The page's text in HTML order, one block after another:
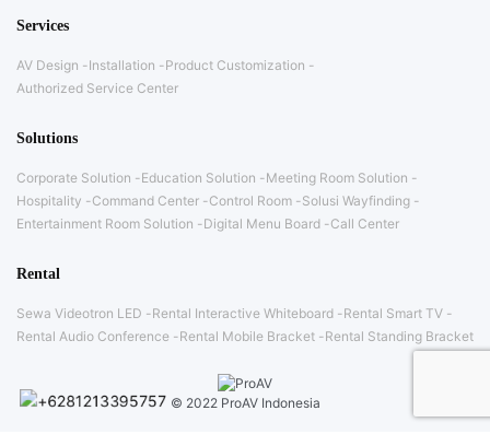
Services
AV Design Installation
Product Customization
Authorized Service Center
Solutions
Corporate Solution Education Solution
Meeting Room Solution
Hospitality
Command Center Control Room
Solusi Wayfinding
Entertainment Room Solution
Digital Menu Board Call Center
Rental
Sewa Videotron LED Rental Interactive Whiteboard
Rental Smart TV
Rental Audio Conference
Rental Mobile Bracket Rental Standing Bracket
© 2022 ProAV Indonesia